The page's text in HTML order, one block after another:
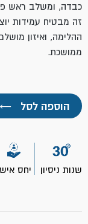
כבדה, ומשלב ראש
זה מבטיח עמידות
ההלימה, ואיזון
ממושכת.
הוספה לסל ←
שנות ניסיון יחס